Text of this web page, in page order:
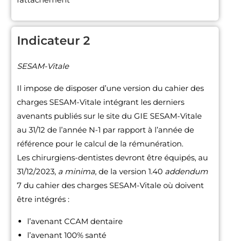
Indicateur 2
SESAM-Vitale
Il impose de disposer d’une version du cahier des
charges SESAM-Vitale intégrant les derniers
avenants publiés sur le site du GIE SESAM-Vitale
au 31/12 de l’année N-1 par rapport à l’année de
référence pour le calcul de la rémunération.
Les chirurgiens-dentistes devront être équipés, au
31/12/2023, a minima, de la version 1.40 addendum
7 du cahier des charges SESAM-Vitale où doivent
être intégrés :
l’avenant CCAM dentaire
l’avenant 100% santé